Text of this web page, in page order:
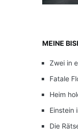
MEINE
Zwei in
Fatale
Heim
Einstein
Die